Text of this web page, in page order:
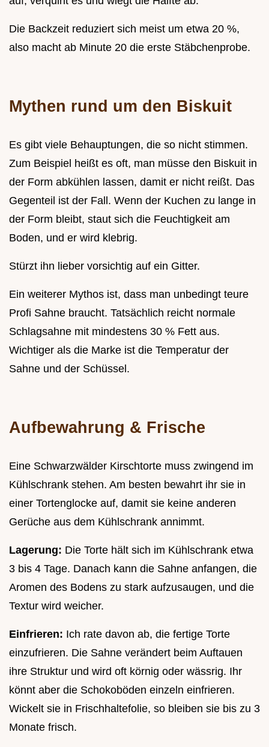
Die Backzeit reduziert sich meist um etwa 20 %,
also macht ab Minute 20 die erste Stäbchenprobe.
Mythen rund um den Biskuit
Es gibt viele Behauptungen, die so nicht stimmen.
Zum Beispiel heißt es oft, man müsse den Biskuit in
der Form abkühlen lassen, damit er nicht reißt. Das
Gegenteil ist der Fall. Wenn der Kuchen zu lange in
der Form bleibt, staut sich die Feuchtigkeit am
Boden, und er wird klebrig.
Stürzt ihn lieber vorsichtig auf ein Gitter.
Ein weiterer Mythos ist, dass man unbedingt teure
Profi Sahne braucht. Tatsächlich reicht normale
Schlagsahne mit mindestens 30 % Fett aus.
Wichtiger als die Marke ist die Temperatur der
Sahne und der Schüssel.
Aufbewahrung & Frische
Eine Schwarzwälder Kirschtorte muss zwingend im
Kühlschrank stehen. Am besten bewahrt ihr sie in
einer Tortenglocke auf, damit sie keine anderen
Gerüche aus dem Kühlschrank annimmt.
Lagerung: Die Torte hält sich im Kühlschrank etwa
3 bis 4 Tage. Danach kann die Sahne anfangen, die
Aromen des Bodens zu stark aufzusaugen, und die
Textur wird weicher.
Einfrieren: Ich rate davon ab, die fertige Torte
einzufrieren. Die Sahne verändert beim Auftauen
ihre Struktur und wird oft körnig oder wässrig. Ihr
könnt aber die Schokoböden einzeln einfrieren.
Wickelt sie in Frischhaltefolie, so bleiben sie bis zu 3
Monate frisch.